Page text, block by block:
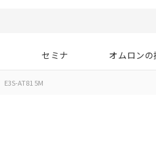
セミナ オムロン
E3S-AT81 5M